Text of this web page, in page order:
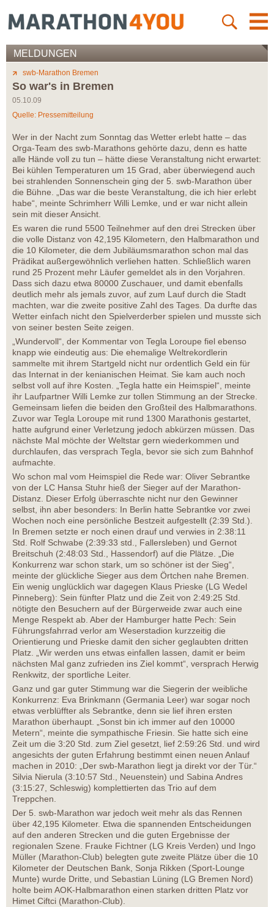
MELDUNGEN
swb-Marathon Bremen
So war's in Bremen
05.10.09
Quelle: Pressemitteilung
Wer in der Nacht zum Sonntag das Wetter erlebt hatte – das
Orga-Team des swb-Marathons gehörte dazu, denn es hatte
alle Hände voll zu tun – hätte diese Veranstaltung nicht erwartet:
Bei kühlen Temperaturen um 15 Grad, aber überwiegend auch
bei strahlenden Sonnenschein ging der 5. swb-Marathon über
die Bühne. „Das war die beste Veranstaltung, die ich hier erlebt
habe“, meinte Schrimherr Willi Lemke, und er war nicht allein
sein mit dieser Ansicht.
Es waren die rund 5500 Teilnehmer auf den drei Strecken über
die volle Distanz von 42,195 Kilometern, den Halbmarathon und
die 10 Kilometer, die dem Jubiläumsmarathon schon mal das
Prädikat außergewöhnlich verliehen hatten. Schließlich waren
rund 25 Prozent mehr Läufer gemeldet als in den Vorjahren.
Dass sich dazu etwa 80000 Zuschauer, und damit ebenfalls
deutlich mehr als jemals zuvor, auf zum Lauf durch die Stadt
machten, war die zweite positive Zahl des Tages. Da durfte das
Wetter einfach nicht den Spielverderber spielen und musste sich
von seiner besten Seite zeigen.
„Wundervoll“, der Kommentar von Tegla Loroupe fiel ebenso
knapp wie eindeutig aus: Die ehemalige Weltrekordlerin
sammelte mit ihrem Startgeld nicht nur ordentlich Geld ein für
das Internat in der kenianischen Heimat. Sie kam auch noch
selbst voll auf ihre Kosten. „Tegla hatte ein Heimspiel“, meinte
ihr Laufpartner Willi Lemke zur tollen Stimmung an der Strecke.
Gemeinsam liefen die beiden den Großteil des Halbmarathons.
Zuvor war Tegla Loroupe mit rund 1300 Marathonis gestartet,
hatte aufgrund einer Verletzung jedoch abkürzen müssen. Das
nächste Mal möchte der Weltstar gern wiederkommen und
durchlaufen, das versprach Tegla, bevor sie sich zum Bahnhof
aufmachte.
Wo schon mal vom Heimspiel die Rede war: Oliver Sebrantke
von der LC Hansa Stuhr hieß der Sieger auf der Marathon-
Distanz. Dieser Erfolg überraschte nicht nur den Gewinner
selbst, ihn aber besonders: In Berlin hatte Sebrantke vor zwei
Wochen noch eine persönliche Bestzeit aufgestellt (2:39 Std.).
In Bremen setzte er noch einen drauf und verwies in 2:38:11
Std. Rolf Schwabe (2:39:33 std., Fallersleben) und Gernot
Breitschuh (2:48:03 Std., Hassendorf) auf die Plätze. „Die
Konkurrenz war schon stark, um so schöner ist der Sieg“,
meinte der glückliche Sieger aus dem Örtchen nahe Bremen.
Ein wenig unglücklich war dagegen Klaus Prieske (LG Wedel
Pinneberg): Sein fünfter Platz und die Zeit von 2:49:25 Std.
nötigte den Besuchern auf der Bürgerweide zwar auch eine
Menge Respekt ab. Aber der Hamburger hatte Pech: Sein
Führungsfahrrad verlor am Weserstadion kurzzeitig die
Orientierung und Prieske damit den sicher geglaubten dritten
Platz. „Wir werden uns etwas einfallen lassen, damit er beim
nächsten Mal ganz zufrieden ins Ziel kommt“, versprach Herwig
Renkwitz, der sportliche Leiter.
Ganz und gar guter Stimmung war die Siegerin der weibliche
Konkurrenz: Eva Brinkmann (Germania Leer) war sogar noch
etwas verblüffter als Sebrantke, denn sie lief ihren ersten
Marathon überhaupt. „Sonst bin ich immer auf den 10000
Metern“, meinte die sympathische Friesin. Sie hatte sich eine
Zeit um die 3:20 Std. zum Ziel gesetzt, lief 2:59:26 Std. und wird
angesichts der guten Erfahrung bestimmt einen neuen Anlauf
machen in 2010: „Der swb-Marathon liegt ja direkt vor der Tür.“
Silvia Nierula (3:10:57 Std., Neuenstein) und Sabina Andres
(3:15:27, Schleswig) komplettierten das Trio auf dem
Treppchen.
Der 5. swb-Marathon war jedoch weit mehr als das Rennen
über 42,195 Kilometer. Etwa die spannenden Entscheidungen
auf den anderen Strecken und die guten Ergebnisse der
regionalen Szene. Frauke Fichtner (LG Kreis Verden) und Ingo
Müller (Marathon-Club) belegten gute zweite Plätze über die 10
Kilometer der Deutschen Bank, Sonja Rikken (Sport-Lounge
Munte) wurde Dritte, und Sebastian Lüning (LG Bremen Nord)
holte beim AOK-Halbmarathon einen starken dritten Platz vor
Himet Ciftci (Marathon-Club).